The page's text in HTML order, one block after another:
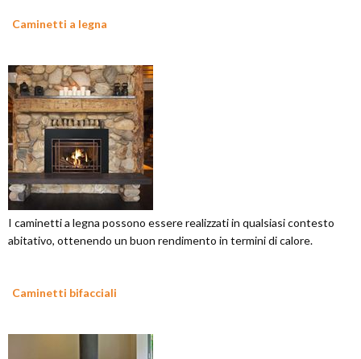
Caminetti a legna
I caminetti a legna possono essere realizzati in qualsiasi contesto
abitativo, ottenendo un buon rendimento in termini di calore.
Caminetti bifacciali